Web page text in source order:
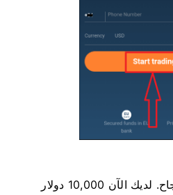
تهانينا! لقد فتحت حسابًا بنجاح. لديك الآن 10,000 دولار